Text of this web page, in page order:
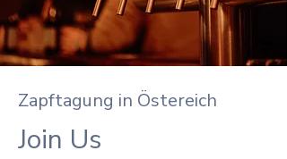
Zapftagung in Östereich
Join Us